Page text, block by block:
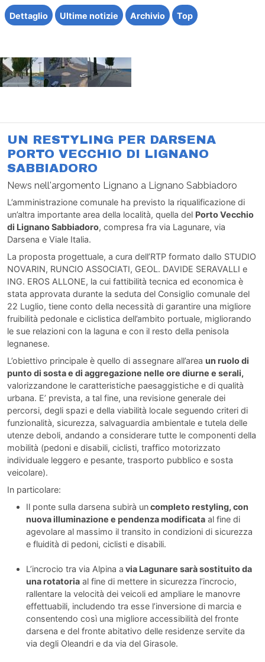
UN RESTYLING PER DARSENA
PORTO VECCHIO DI LIGNANO
SABBIADORO
News nell'argomento Lignano a Lignano Sabbiadoro
L’amministrazione comunale ha previsto la riqualificazione di
un’altra importante area della località, quella del Porto Vecchio
di Lignano Sabbiadoro, compresa fra via Lagunare, via
Darsena e Viale Italia.
La proposta progettuale, a cura dell’RTP formato dallo STUDIO
NOVARIN, RUNCIO ASSOCIATI, GEOL. DAVIDE SERAVALLI e
ING. EROS ALLONE, la cui fattibilità tecnica ed economica è
stata approvata durante la seduta del Consiglio comunale del
22 Luglio, tiene conto della necessità di garantire una migliore
fruibilità pedonale e ciclistica dell’ambito portuale, migliorando
le sue relazioni con la laguna e con il resto della penisola
legnanese.
L’obiettivo principale è quello di assegnare all’area un ruolo di
punto di sosta e di aggregazione nelle ore diurne e serali,
valorizzandone le caratteristiche paesaggistiche e di qualità
urbana. E’ prevista, a tal fine, una revisione generale dei
percorsi, degli spazi e della viabilità locale seguendo criteri di
funzionalità, sicurezza, salvaguardia ambientale e tutela delle
utenze deboli, andando a considerare tutte le componenti della
mobilità (pedoni e disabili, ciclisti, traffico motorizzato
individuale leggero e pesante, trasporto pubblico e sosta
veicolare).
In particolare:
Il ponte sulla darsena subirà uncompleto restyling, con
nuova illuminazione e pendenza modificata al fine di
agevolare al massimo il transito in condizioni di sicurezza
e fluidità di pedoni, ciclisti e disabili.
L’incrocio tra via Alpina a via Lagunare sarà sostituito da
una rotatoria al fine di mettere in sicurezza l’incrocio,
rallentare la velocità dei veicoli ed ampliare le manovre
effettuabili, includendo tra esse l’inversione di marcia e
consentendo così una migliore accessibilità del fronte
darsena e del fronte abitativo delle residenze servite da
via degli Oleandri e da via del Girasole.
Dettaglio Ultime notizie Archivio Top